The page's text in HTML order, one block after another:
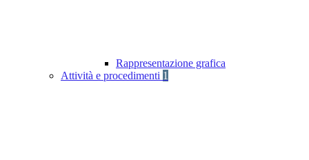
Rappresentazione grafica
Attività e procedimenti 1